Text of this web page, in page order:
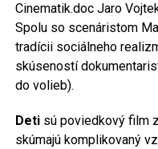
Cinematik.doc Jaro
Spolu so scenáristom
tradícii sociálneho
skúseností
do volieb).
Detisú poviedkový film
skúmajú komplikovaný